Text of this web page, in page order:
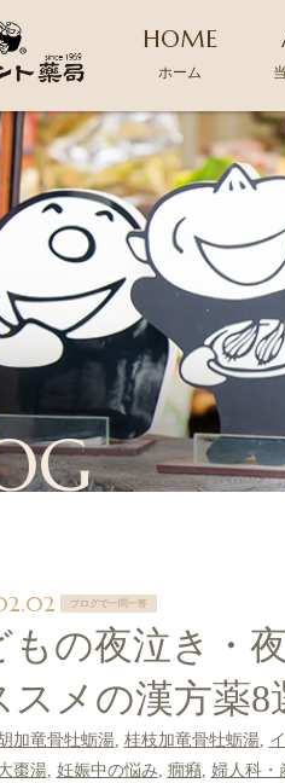
HOME
ホーム
ブログで一問一答
もの夜泣き・
スメの漢方薬8
加竜骨牡蛎湯, 桂枝加竜骨牡蛎湯,
棗湯, 妊娠中の悩み, 癇癪, 婦人科・